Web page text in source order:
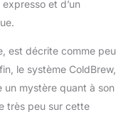
et d’un
est décrite comme peu
le système ColdBrew,
un mystère quant à son
très peu sur cette